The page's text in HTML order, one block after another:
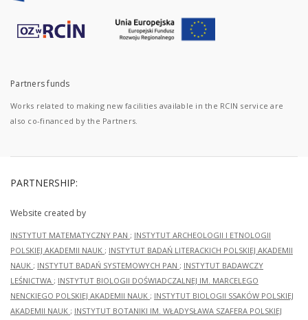
Partners funds
Works related to making new facilities available in the RCIN service are
also co-financed by the Partners.
PARTNERSHIP:
Website created by
INSTYTUT MATEMATYCZNY PAN ; INSTYTUT ARCHEOLOGII I ETNOLOGII
POLSKIEJ AKADEMII NAUK ; INSTYTUT BADAŃ LITERACKICH POLSKIEJ AKADEMII
NAUK ; INSTYTUT BADAŃ SYSTEMOWYCH PAN ; INSTYTUT BADAWCZY
LEŚNICTWA ; INSTYTUT BIOLOGII DOŚWIADCZALNEJ IM. MARCELEGO
NENCKIEGO POLSKIEJ AKADEMII NAUK ; INSTYTUT BIOLOGII SSAKÓW POLSKIEJ
AKADEMII NAUK ; INSTYTUT BOTANIKI IM. WŁADYSŁAWA SZAFERA POLSKIEJ